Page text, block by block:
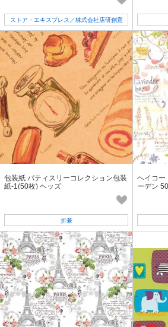
ストア・エキスプレス／株式会社店研創意
包装紙 パティスリーコレクション包装
紙-1(50枚) ヘッズ
折兼
ヘイコー
ーデン